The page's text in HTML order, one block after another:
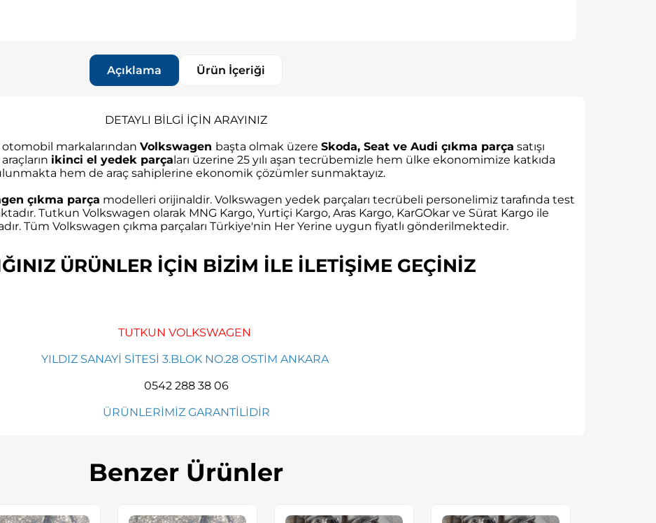
Açıklama Ürün İçeriği
DETAYLI BİLGİ İÇİN ARAYINIZ
markalarından Volkswagen başta olmak üzere Skoda, Seat ve Audi çıkma parça satışı
ikinci el yedek parçaları üzerine 25 yılı aşan tecrübemizle hem ülke ekonomimize katkıda
hem de araç sahiplerine ekonomik çözümler sunmaktayız.
çıkma parça modelleri orijinaldir. Volkswagen yedek parçaları tecrübeli personelimiz tarafında test
Tutkun Volkswagen olarak MNG Kargo, Yurtiçi Kargo, Aras Kargo, KarGOkar ve Sürat Kargo ile
Tüm Volkswagen çıkma parçaları Türkiye'nin Her Yerine uygun fiyatlı gönderilmektedir.
ÜRÜNLER İÇİN BİZİM İLE İLETİŞİME GEÇİNİZ​
TUTKUN VOLKSWAGEN
YILDIZ SANAYİ SİTESİ 3.BLOK NO.28 OSTİM ANKARA
0542 288 38 06
ÜRÜNLERİMİZ GARANTİLİDİR
Benzer Ürünler